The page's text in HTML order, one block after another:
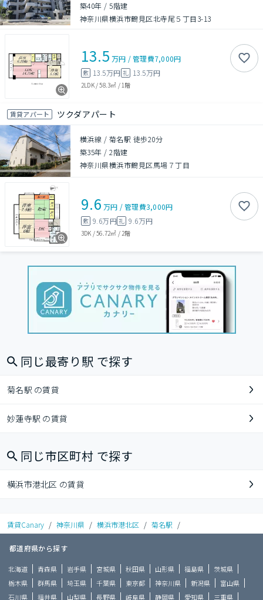
築40年 /5階建
神奈川県横浜市鶴見区北寺尾５丁目3-13
13.5 万円 /管理費7,000円
敷 13.5万円 礼 13.5万円
2LDK/58.3㎡ / 1階
賃貸アパート ツクダアパート
横浜線 / 菊名駅 徒歩20分
築35年 /2階建
神奈川県横浜市鶴見区馬場７丁目
9.6 万円 /管理費3,000円
敷 9.6万円礼 9.6万円
3DK /56.72㎡ / 2階
同じ最寄り駅 で探す
菊名駅 の賃貸
妙蓮寺駅 の賃貸
同じ市区町村 で探す
横浜市港北区 の賃貸
賃貸Canary / 神奈川県 / 横浜市港北区 / 菊名駅 /
都道府県から探す
北海道 青森県 岩手県 宮城県 秋田県 山形県 福島県
茨城県
栃木県
群馬県 埼玉県 千葉県 東京都 神奈川県 新潟県
富山県
石川県
福井県 山梨県 長野県 岐阜県 静岡県 愛知県 三重県